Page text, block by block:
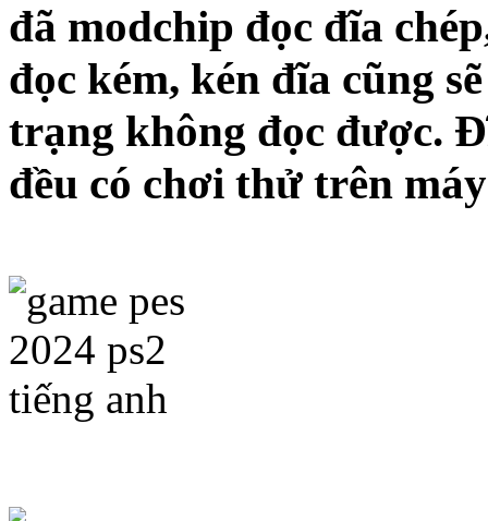
đã modchip đọc đĩa
đọc kém, kén đĩa cũng
trạng không đọc được.
đều có chơi thử trên